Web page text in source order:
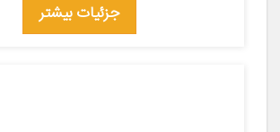
جزئیات بیشتر